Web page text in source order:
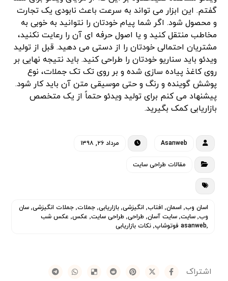
گفتم. این ابزار می تواند به سرعت باعث نابودی یک تجارت
و محصول شود. اگر شما پیام خودتان را نتوانید به خوبی به
مخاطب منتقل کنید و یا اصول حرفه ای آن را رعایت نکنید،
مشتریان احتمالی خودتان را از دستی می دهید. قبل از تولید
ویدئو باید سناریو خودتان را طراحی کنید. باید نتیجه نهایی بر
روی کاغذ پیاده سازی شده و بر روی تک تک جملات، نوع
پوشش گوینده و رنگ و حتی موسیقی متن آن باید کار شود.
پیشنهاد می کنم برای تولید ویدئو حتماً از یک متخصص
بازاریابی کمک بگیرید.
Asanweb مرداد ۲۶, ۱۳۹۸
مقالات طراحی سایت
اسان وب٬ اسمان٬ افتاب٬ انگیزشی٬ بازاریابی٬ جملات٬ جملات انگیزشی٬ سان
وب٬ سایت٬ سایت آسان٬ طراحی٬ طراحی سایت٬ عکس٬ عکس شب
asanweb٬ فوتوشاپ٬ نکات بازاریابی